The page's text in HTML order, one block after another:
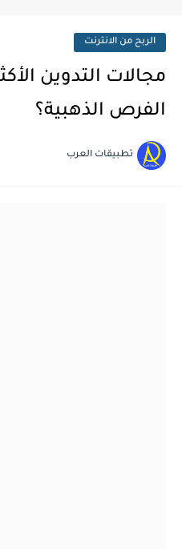
الربح من الانترنت
مجالات التدوين
الفرص الذهبية؟
تطبيقات العرب